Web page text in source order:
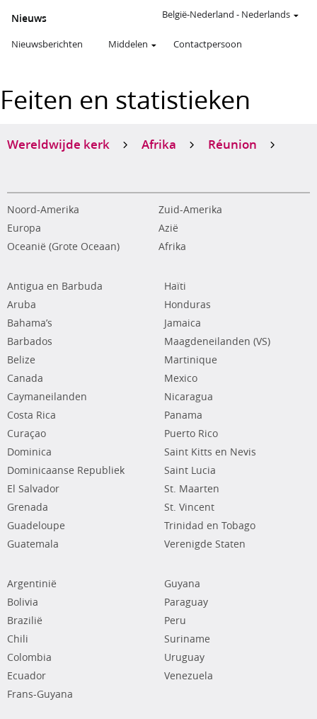
Nieuws
Nieuwsberichten Middelen Contactpersoon
België-Nederland - Nederlands
Feiten en statistieken
Wereldwijde kerk Afrika Réunion
Noord-Amerika
Zuid-Amerika
Europa
Azië
Oceanië (Grote Oceaan)
Afrika
Antigua en Barbuda
Aruba
Bahama’s
Barbados
Belize
Canada
Caymaneilanden
Costa Rica
Curaçao
Dominica
Dominicaanse Republiek
El Salvador
Grenada
Guadeloupe
Guatemala
Haïti
Honduras
Jamaica
Maagdeneilanden (VS)
Martinique
Mexico
Nicaragua
Panama
Puerto Rico
Saint Kitts en Nevis
Saint Lucia
St. Maarten
St. Vincent
Trinidad en Tobago
Verenigde Staten
Argentinië
Bolivia
Brazilië
Chili
Colombia
Ecuador
Frans-Guyana
Guyana
Paraguay
Peru
Suriname
Uruguay
Venezuela